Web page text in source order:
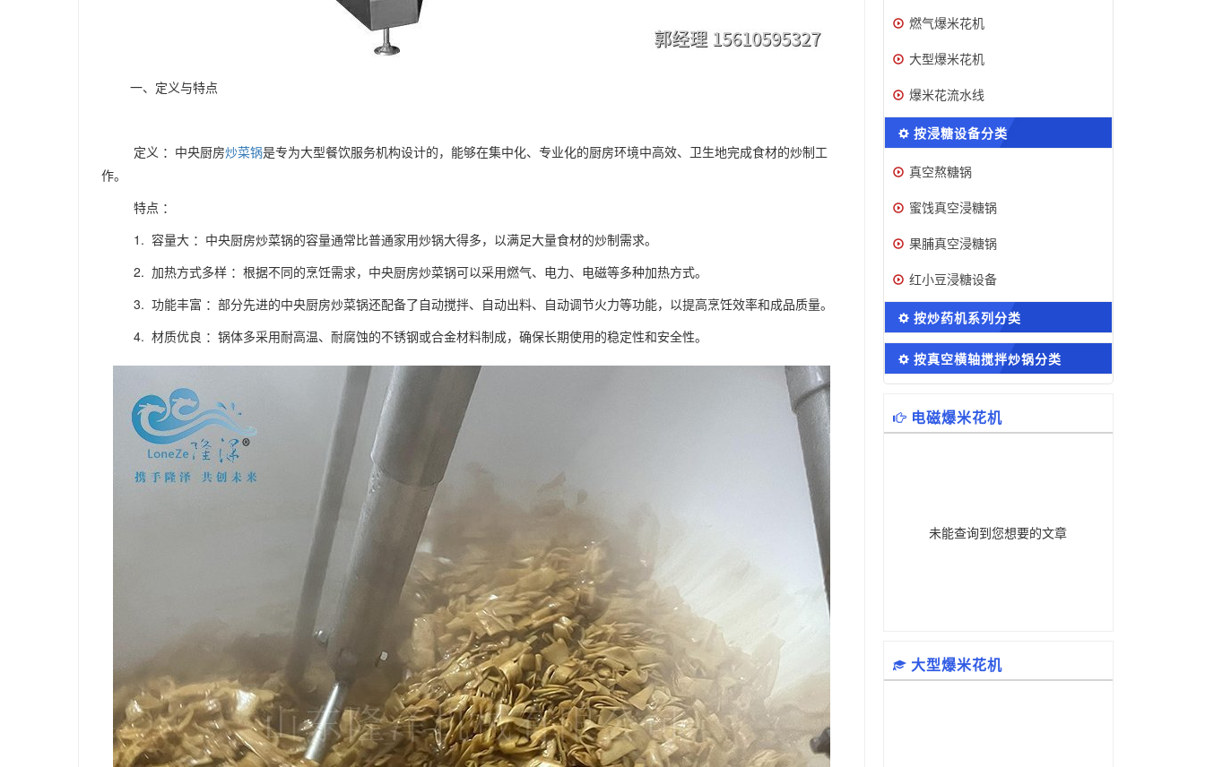
一、定义与特点
定义 ：中央厨房炒菜锅是专为大型餐饮服务机构设计的，能够在集中化、专业化的厨房环境中高效、卫生地完成食材的炒制工
作。
特点 ：
1. 容量大 ：中央厨房炒菜锅的容量通常比普通家用炒锅大得多，以满足大量食材的炒制需求。
2. 加热方式多样 ：根据不同的烹饪需求，中央厨房炒菜锅可以采用燃气、电力、电磁等多种加热方式。
3. 功能丰富 ：部分先进的中央厨房炒菜锅还配备了自动搅拌、自动出料、自动调节火力等功能，以提高烹饪效率和成品质量。
4. 材质优良 ：锅体多采用耐高温、耐腐蚀的不锈钢或合金材料制成，确保长期使用的稳定性和安全性。
燃气爆米花机
大型爆米花机
爆米花流水线
按浸糖设备分类
真空熬糖锅
蜜饯真空浸糖锅
果脯真空浸糖锅
红小豆浸糖设备
按炒药机系列分类
按真空横轴搅拌炒锅分类
电磁爆米花机
未能查询到您想要的文章
大型爆米花机